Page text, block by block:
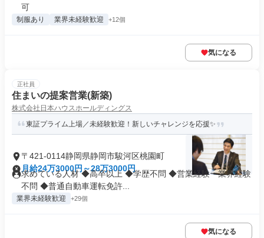
可
制服あり 業界未経験歓迎 +12個
気になる
正社員
住まいの提案営業(新築)
株式会社日本ハウスホールディングス
東証プライム上場／未経験歓迎！新しいチャレンジを応援✨
〒421-0114静岡県静岡市駿河区桃園町
月給24万3000円～28万3000円
求めている人材 ◆高卒以上 ◆学歴不問 ◆営業経験・業界経験
不問 ◆普通自動車運転免許...
業界未経験歓迎 +29個
気になる